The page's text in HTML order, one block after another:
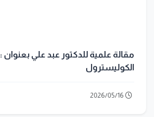
مقالة علمية للدكتور عبد علي بعنوان :
الكوليسترول